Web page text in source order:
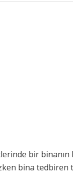
bir
bina tedbiren